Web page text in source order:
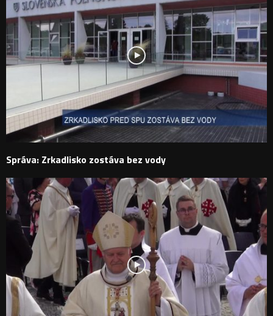
Správa: Zrkadlisko zostáva bez vody